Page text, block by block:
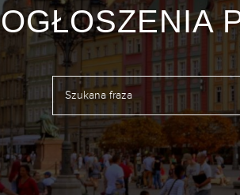
OGŁOSZENIA